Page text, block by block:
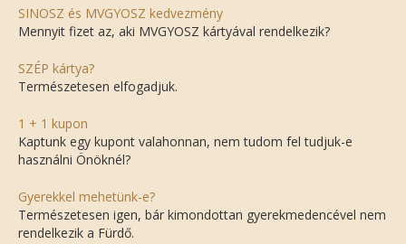
SINOSZ és MVGYOSZ kedvezmény
Mennyit fizet az, aki MVGYOSZ kártyával rendelkezik?
SZÉP kártya?
Természetesen elfogadjuk.
1 + 1 kupon
Kaptunk egy kupont valahonnan, nem tudom fel tudjuk-e
használni Önöknél?
Gyerekkel mehetünk-e?
Természetesen igen, bár kimondottan gyerekmedencével nem
rendelkezik a Fürdő.